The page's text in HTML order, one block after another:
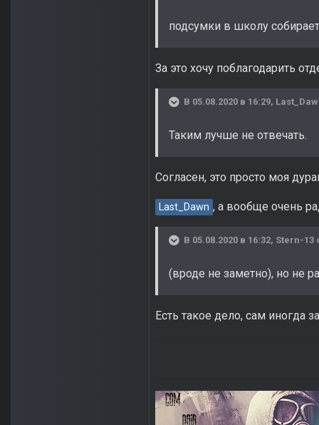
подсумки в школу
За это хочу поблагодарить
В 05.08.2020 в 16:29,
Таким лучше не отвечать.
Согласен, это просто моя
Last_Dawn , а вообще очень
В 05.08.2020 в 16:32, Stern-13
(вроде не заметно), но не
Есть такое дело, сам иногда